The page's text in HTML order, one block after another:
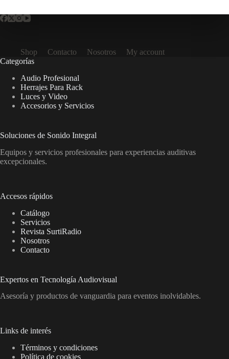
Shop Contacto Nosotros
My account
Categorías
Audio Profesional
Herrajes Para Rack
Luces y Video
Accesorios y Servicios
Soluciones de Sonido Integral
Equipos y servicios profesionales para experiencias auditivas
excepcionales.
Accesos rápidos
Catálogo
Servicios
Revista SurtiRadio
Nosotros
Contacto
Expertos en Tecnología Audiovisual
Asesoría y productos de vanguardia para eventos inolvidables.
Links de interés
Términos y condiciones
Política de cookies